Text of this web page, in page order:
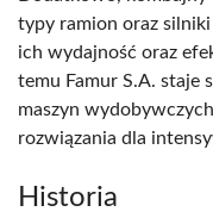
typy ramion oraz silniki
ich wydajność oraz
temu Famur S.A. staje
maszyn
rozwiązania dla
Historia